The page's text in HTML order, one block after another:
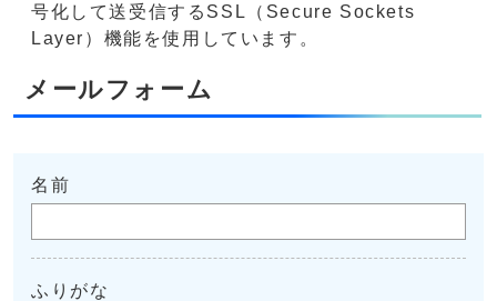
号化して送受信するSSL（Secure Sockets
Layer）機能を使用しています。
メールフォーム
名前
ふりがな